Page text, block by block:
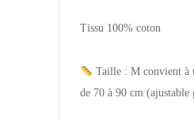
Tissu 100% coton
Taille : M convient à
de 70 à 90 cm (ajustable